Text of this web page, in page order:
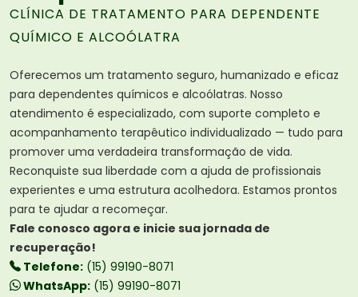
CLÍNICA DE TRATAMENTO PARA DEPENDENTE
QUÍMICO E ALCOÓLATRA
Oferecemos um tratamento seguro, humanizado e eficaz
para dependentes químicos e alcoólatras. Nosso
atendimento é especializado, com suporte completo e
acompanhamento terapêutico individualizado — tudo para
promover uma verdadeira transformação de vida.
Reconquiste sua liberdade com a ajuda de profissionais
experientes e uma estrutura acolhedora. Estamos prontos
para te ajudar a recomeçar.
Fale conosco agora e inicie sua jornada de
recuperação!
Telefone: (15) 99190-8071
WhatsApp: (15) 99190-8071